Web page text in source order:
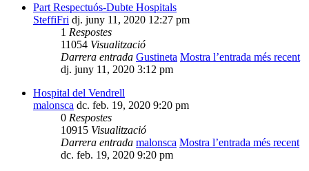
Part Respectuós-Dubte Hospitals
SteffiFri dj. juny 11, 2020 12:27 pm
1 Respostes
11054 Visualització
Darrera entrada Gustineta Mostra l’entrada més recent
dj. juny 11, 2020 3:12 pm
Hospital del Vendrell
malonsca dc. feb. 19, 2020 9:20 pm
0 Respostes
10915 Visualització
Darrera entrada malonsca Mostra l’entrada més recent
dc. feb. 19, 2020 9:20 pm